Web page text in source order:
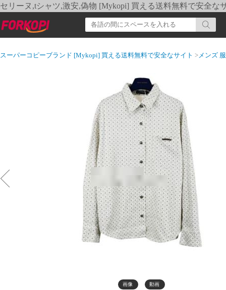
セリーヌ,tシャツ,激安,偽物 [Mykopi] 買える送料無料で安全な
スーパーコピーブランド [Mykopi] 買える送料無料で安全なサイト >メンズ 服
画像 動画